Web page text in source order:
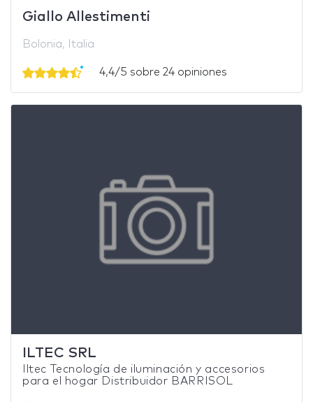
Giallo Allestimenti
Bolonia, Italia
4,4/5 sobre 24 opiniones
ILTEC SRL
Iltec Tecnología de iluminación y accesorios
para el hogar Distribuidor BARRISOL